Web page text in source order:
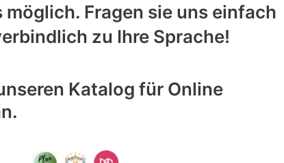
möglich. Fragen sie uns einfach
zu Ihre Sprache!
Katalog für Online